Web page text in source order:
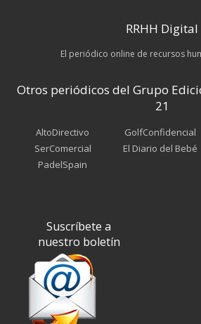
RRHH Digital
El periódico online de recursos
Otros periódicos del Grupo
21
AltoDirectivo
SerComercial
PadelSpain
GolfConfidencial
El Diario del Bebé
Suscríbete a
nuestro boletín